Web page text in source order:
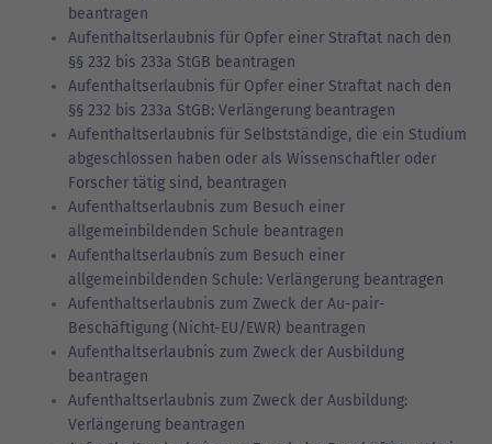
beantragen
Aufenthaltserlaubnis für Opfer einer Straftat nach den
§§ 232 bis 233a StGB beantragen
Aufenthaltserlaubnis für Opfer einer Straftat nach den
§§ 232 bis 233a StGB: Verlängerung beantragen
Aufenthaltserlaubnis für Selbstständige, die ein Studium
abgeschlossen haben oder als Wissenschaftler oder
Forscher tätig sind, beantragen
Aufenthaltserlaubnis zum Besuch einer
allgemeinbildenden Schule beantragen
Aufenthaltserlaubnis zum Besuch einer
allgemeinbildenden Schule: Verlängerung beantragen
Aufenthaltserlaubnis zum Zweck der Au-pair-
Beschäftigung (Nicht-EU/EWR) beantragen
Aufenthaltserlaubnis zum Zweck der Ausbildung
beantragen
Aufenthaltserlaubnis zum Zweck der Ausbildung:
Verlängerung beantragen